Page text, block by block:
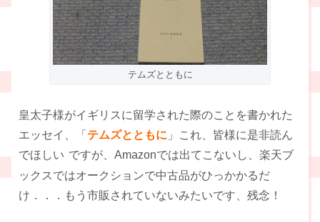
テムズとともに
皇太子様がイギリスに留学された際のことを書かれた
エッセイ、「 テムズとともに 」これ、皆様に是非読ん
でほしい ですが、Amazonでは出てこないし、楽天ブ
ックスではオークションで中古品がひっかかるだ
け．．．もう市販されていないみたいです、残念！